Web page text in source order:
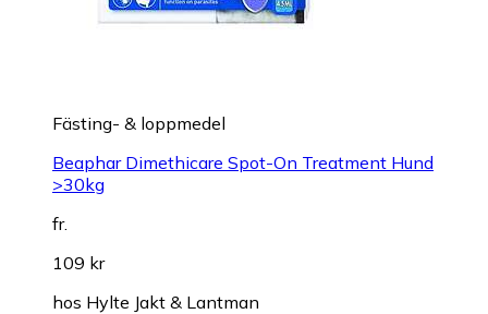
Fästing- & loppmedel
Beaphar Dimethicare Spot-On Treatment Hund
>30kg
fr.
109 kr
hos Hylte Jakt & Lantman